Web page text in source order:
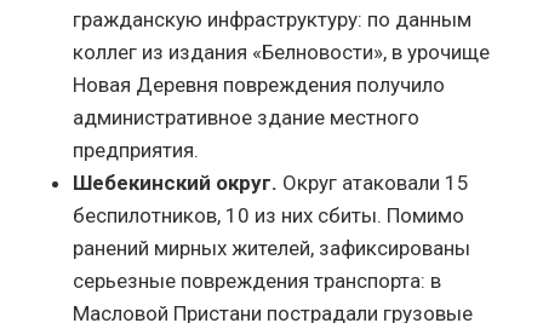
гражданскую инфраструктуру: по данным
коллег из издания «Белновости», в урочище
Новая Деревня повреждения получило
административное здание местного
предприятия.
Шебекинский округ. Округ атаковали 15
беспилотников, 10 из них сбиты. Помимо
ранений мирных жителей, зафиксированы
серьезные повреждения транспорта: в
Масловой Пристани пострадали грузовые